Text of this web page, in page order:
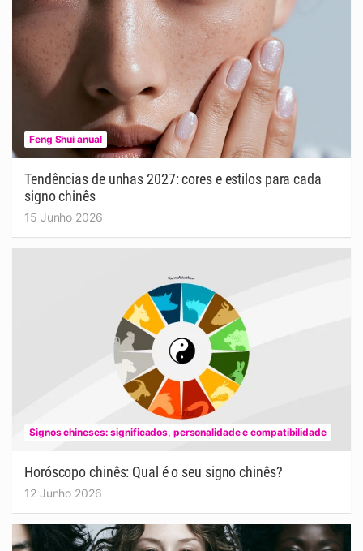
Feng Shui anual
Tendências de unhas 2027: cores e estilos para cada
signo chinês
15 Junho 2026
Signos chineses: significados, personalidade e compatibilidade
Horóscopo chinês: Qual é o seu signo chinês?
12 Junho 2026